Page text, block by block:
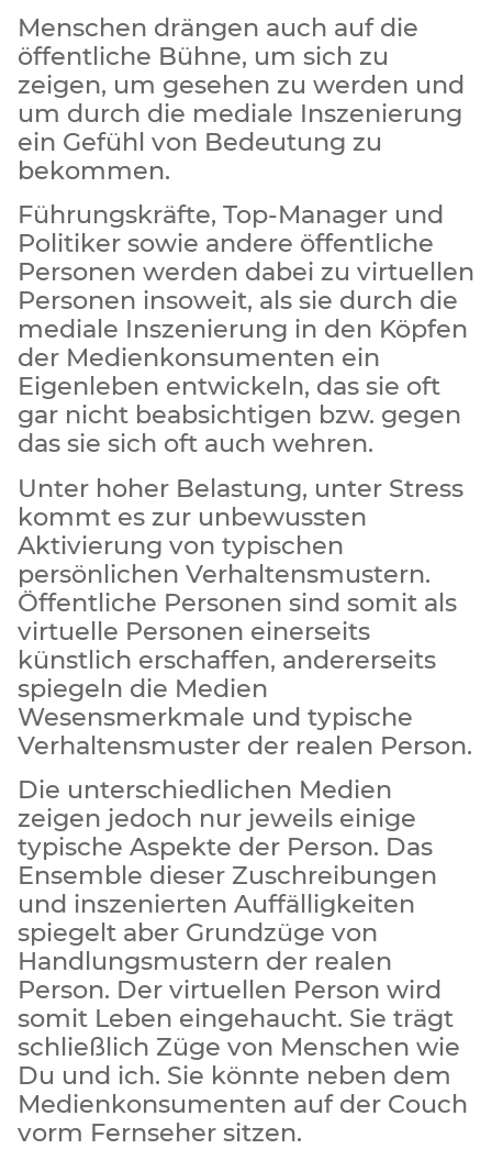
Menschen drängen auch auf die
öffentliche Bühne, um sich zu
zeigen, um gesehen zu werden und
um durch die mediale Inszenierung
ein Gefühl von Bedeutung zu
bekommen.
Führungskräfte, Top-Manager und
Politiker sowie andere öffentliche
Personen werden dabei zu virtuellen
Personen insoweit, als sie durch die
mediale Inszenierung in den Köpfen
der Medienkonsumenten ein
Eigenleben entwickeln, das sie oft
gar nicht beabsichtigen bzw. gegen
das sie sich oft auch wehren.
Unter hoher Belastung, unter Stress
kommt es zur unbewussten
Aktivierung von typischen
persönlichen Verhaltensmustern.
Öffentliche Personen sind somit als
virtuelle Personen einerseits
künstlich erschaffen, andererseits
spiegeln die Medien
Wesensmerkmale und typische
Verhaltensmuster der realen Person.
Die unterschiedlichen Medien
zeigen jedoch nur jeweils einige
typische Aspekte der Person. Das
Ensemble dieser Zuschreibungen
und inszenierten Auffälligkeiten
spiegelt aber Grundzüge von
Handlungsmustern der realen
Person. Der virtuellen Person wird
somit Leben eingehaucht. Sie trägt
schließlich Züge von Menschen wie
Du und ich. Sie könnte neben dem
Medienkonsumenten auf der Couch
vorm Fernseher sitzen.